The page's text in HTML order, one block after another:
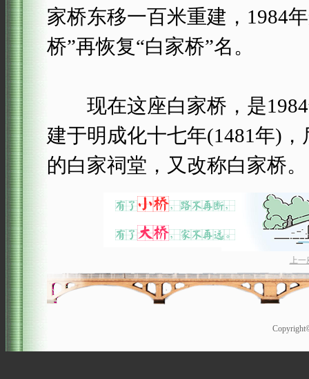
家桥东移一百米重建，1984
桥”再恢复“白家桥”名。
现在这座白家桥，是1984
建于明成化十七年(1481年)
的白家祠堂，又改称白家桥。
上一